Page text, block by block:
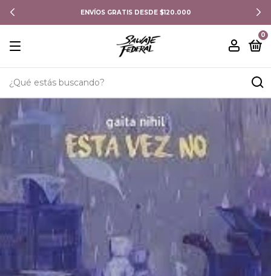
ENVÍOS GRATIS DESDE $120.000
0